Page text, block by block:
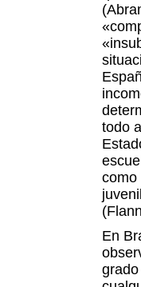
todo
como
En